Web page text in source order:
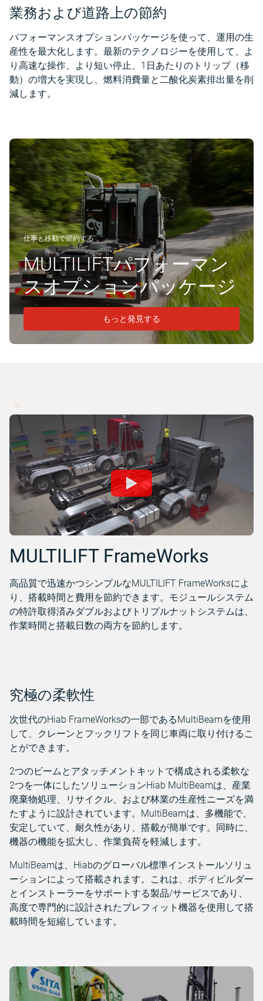
業務および道路上の節約
パフォーマンスオプションパッケージを使って、運用の生
産性を最大化します。最新のテクノロジーを使用して、よ
り高速な操作、より短い停止、1日あたりのトリップ（移
動）の増大を実現し、燃料消費量と二酸化炭素排出量を削
減します。
仕事と移動で節約する
MULTILIFTパフォーマン
スオプションパッケージ
もっと発見する
MULTILIFT FrameWorks
高品質で迅速かつシンプルなMULTILIFT FrameWorksによ
り、搭載時間と費用を節約できます。モジュールシステム
の特許取得済みダブルおよびトリプルナットシステムは、
作業時間と搭載日数の両方を節約します。
究極の柔軟性
次世代のHiab FrameWorksの一部であるMultiBeamを使用
して、クレーンとフックリフトを同じ車両に取り付けるこ
とができます。
2つのビームとアタッチメントキットで構成される柔軟な
2つを一体にしたソリューションHiab MultiBeamは、産業
廃棄物処理、リサイクル、および林業の生産性ニーズを満
たすように設計されています。MultiBeamは、多機能で、
安定していて、耐久性があり、搭載が簡単です。同時に、
機器の機能を拡大し、作業負荷を軽減します。
MultiBeamは、Hiabのグローバル標準インストールソリュ
ーションによって搭載されます。これは、ボディビルダー
とインストーラーをサポートする製品/サービスであり、
高度で専門的に設計されたプレフィット機器を使用して搭
載時間を短縮しています。